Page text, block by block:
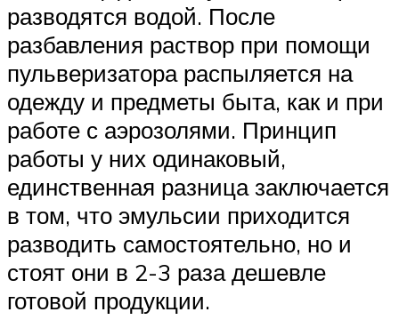
разводятся водой. После
разбавления раствор при помощи
пульверизатора распыляется на
одежду и предметы быта, как и при
работе с аэрозолями. Принцип
работы у них одинаковый,
единственная разница заключается
в том, что эмульсии приходится
разводить самостоятельно, но и
стоят они в 2-3 раза дешевле
готовой продукции.